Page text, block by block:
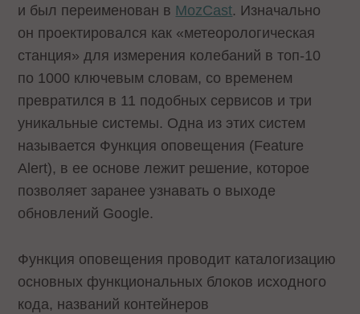
и был переименован в MozCast. Изначально
он проектировался как «метеорологическая
станция» для измерения колебаний в топ-10
по 1000 ключевым словам, со временем
превратился в 11 подобных сервисов и три
уникальные системы. Одна из этих систем
называется Функция оповещения (Feature
Alert), в ее основе лежит решение, которое
позволяет заранее узнавать о выходе
обновлений Google.
Функция оповещения проводит каталогизацию
основных функциональных блоков исходного
кода, названий контейнеров